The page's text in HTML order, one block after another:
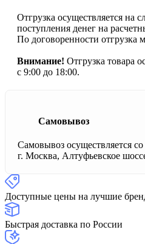
Отгрузка осуществляется на
поступления денег на
По договоренности отгрузка
Внимание! Отгрузка товара
с 9:00 до 18:00.
Самовывоз
Самовывоз осуществляется со
г. Москва, Алтуфьевское
Доступные цены на лучшие
Быстрая доставка по России